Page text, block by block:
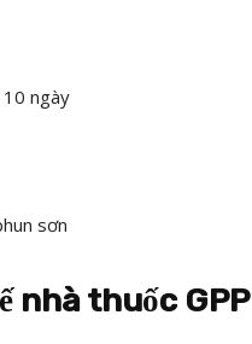
ngày
sơn
nhà thuốc GPP